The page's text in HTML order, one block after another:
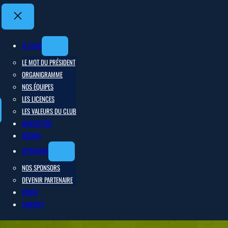
LE CLUB
LE MOT DU PRÉSIDENT
ORGANIGRAMME
NOS ÉQUIPES
LES LICENCES
LES VALEURS DU CLUB
NEWSLETTER
AGENDA
SPONSORS
NOS SPONSORS
DEVENIR PARTENAIRE
PHOTO
CONTACT